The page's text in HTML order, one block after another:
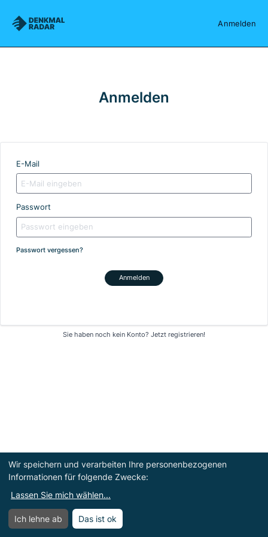
Denkmalradar Anmelden
Menü öffnen
Anmelden
E-Mail
Passwort
Passwort vergessen?
Anmelden
Sie haben noch kein Konto? Jetzt registrieren!
Wir speichern und verarbeiten Ihre personenbezogenen
Informationen für folgende Zwecke:
Lassen Sie mich wählen...
Ich lehne ab Das ist ok